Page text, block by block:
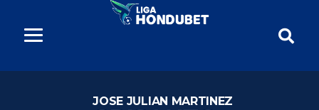
JOSE JULIAN MARTINEZ